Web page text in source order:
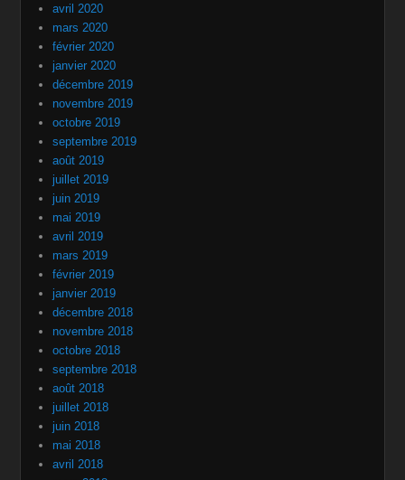
avril 2020
mars 2020
février 2020
janvier 2020
décembre 2019
novembre 2019
octobre 2019
septembre 2019
août 2019
juillet 2019
juin 2019
mai 2019
avril 2019
mars 2019
février 2019
janvier 2019
décembre 2018
novembre 2018
octobre 2018
septembre 2018
août 2018
juillet 2018
juin 2018
mai 2018
avril 2018